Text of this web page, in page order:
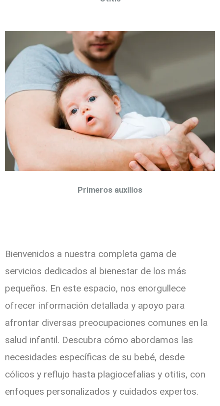
Primeros auxilios
Bienvenidos a nuestra completa gama de
servicios dedicados al bienestar de los más
pequeños. En este espacio, nos enorgullece
ofrecer información detallada y apoyo para
afrontar diversas preocupaciones comunes en la
salud infantil. Descubra cómo abordamos las
necesidades específicas de su bebé, desde
cólicos y reflujo hasta plagiocefalias y otitis, con
enfoques personalizados y cuidados expertos.